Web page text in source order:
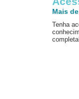
Mais
Tenha